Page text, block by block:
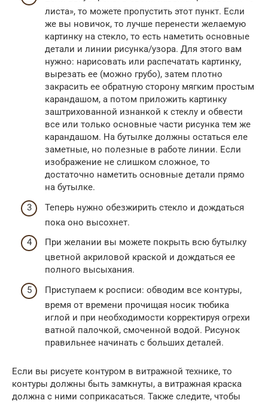
листа», то можете пропустить этот пункт. Если
же вы новичок, то лучше перенести желаемую
картинку на стекло, то есть наметить основные
детали и линии рисунка/узора. Для этого вам
нужно: нарисовать или распечатать картинку,
вырезать ее (можно грубо), затем плотно
закрасить ее обратную сторону мягким простым
карандашом, а потом приложить картинку
заштрихованной изнанкой к стеклу и обвести
все или только основные части рисунка тем же
карандашом. На бутылке должны остаться еле
заметные, но полезные в работе линии. Если
изображение не слишком сложное, то
достаточно наметить основные детали прямо
на бутылке.
Теперь нужно обезжирить стекло и дождаться
пока оно высохнет.
При желании вы можете покрыть всю бутылку
цветной акриловой краской и дождаться ее
полного высыхания.
Приступаем к росписи: обводим все контуры,
время от времени прочищая носик тюбика
иглой и при необходимости корректируя огрехи
ватной палочкой, смоченной водой. Рисунок
правильнее начинать с больших деталей.
Если вы рисуете контуром в витражной технике, то
контуры должны быть замкнуты, а витражная краска
должна с ними соприкасаться. Также следите, чтобы